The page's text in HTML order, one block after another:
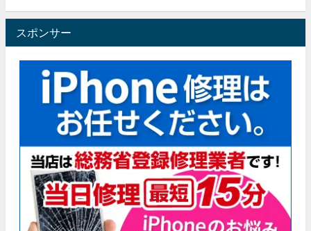
スポンサー